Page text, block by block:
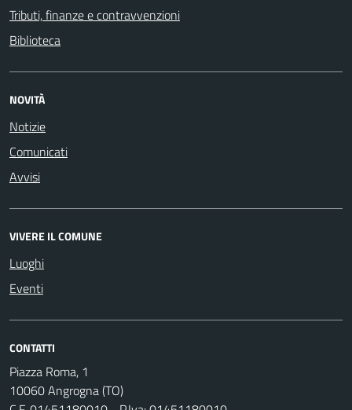
Tributi, finanze e contravvenzioni
Biblioteca
NOVITÀ
Notizie
Comunicati
Avvisi
VIVERE IL COMUNE
Luoghi
Eventi
CONTATTI
Piazza Roma, 1
10060 Angrogna (TO)